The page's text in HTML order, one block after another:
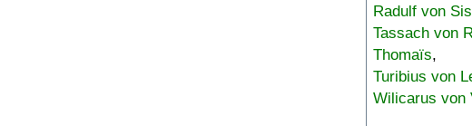
Radulf von
Tassach von
Thomaïs,
Turibius von
Wilicarus von